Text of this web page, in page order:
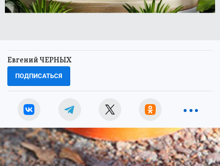
Евгений ЧЕРНЫХ
ПОДПИСАТЬСЯ